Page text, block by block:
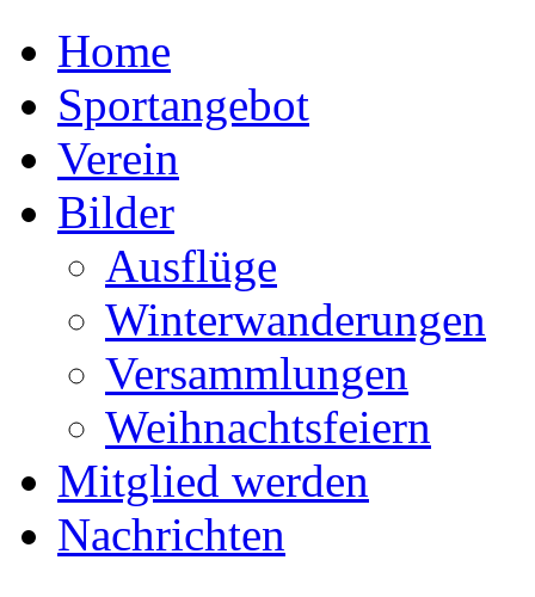
Home
Sportangebot
Verein
Bilder
Ausflüge
Winterwanderungen
Versammlungen
Weihnachtsfeiern
Mitglied werden
Nachrichten